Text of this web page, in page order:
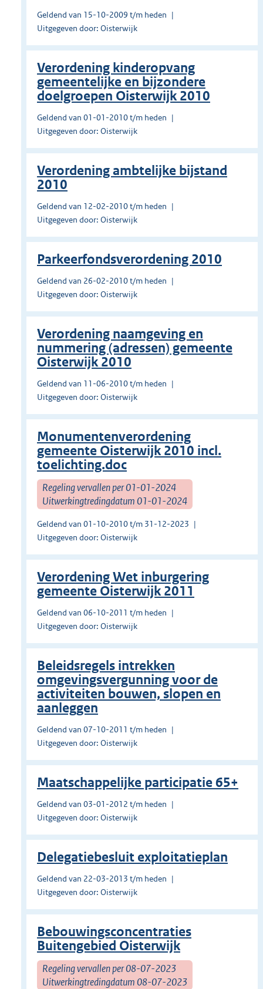
Geldend van 15-10-2009 t/m heden
Uitgegeven door: Oisterwijk
Verordening kinderopvang
gemeentelijke en bijzondere
doelgroepen Oisterwijk 2010
Geldend van 01-01-2010 t/m heden
Uitgegeven door: Oisterwijk
Verordening ambtelijke bijstand
2010
Geldend van 12-02-2010 t/m heden
Uitgegeven door: Oisterwijk
Parkeerfondsverordening 2010
Geldend van 26-02-2010 t/m heden
Uitgegeven door: Oisterwijk
Verordening naamgeving en
nummering (adressen) gemeente
Oisterwijk 2010
Geldend van 11-06-2010 t/m heden
Uitgegeven door: Oisterwijk
Monumentenverordening
gemeente Oisterwijk 2010 incl.
toelichting.doc
Regeling vervallen per 01-01-2024
Uitwerkingtredingdatum 01-01-2024
Geldend van 01-10-2010 t/m 31-12-2023
Uitgegeven door: Oisterwijk
Verordening Wet inburgering
gemeente Oisterwijk 2011
Geldend van 06-10-2011 t/m heden
Uitgegeven door: Oisterwijk
Beleidsregels intrekken
omgevingsvergunning voor de
activiteiten bouwen, slopen en
aanleggen
Geldend van 07-10-2011 t/m heden
Uitgegeven door: Oisterwijk
Maatschappelijke participatie 65+
Geldend van 03-01-2012 t/m heden
Uitgegeven door: Oisterwijk
Delegatiebesluit exploitatieplan
Geldend van 22-03-2013 t/m heden
Uitgegeven door: Oisterwijk
Bebouwingsconcentraties
Buitengebied Oisterwijk
Regeling vervallen per 08-07-2023
Uitwerkingtredingdatum 08-07-2023